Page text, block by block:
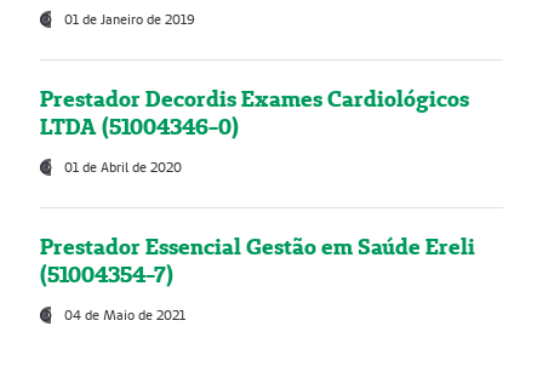
01 de Janeiro de 2019
Prestador Decordis Exames Cardiológicos
LTDA (51004346-0)
01 de Abril de 2020
Prestador Essencial Gestão em Saúde Ereli
(51004354-7)
04 de Maio de 2021